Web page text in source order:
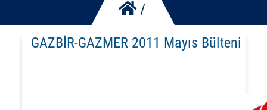
/
GAZBİR-GAZMER 2011 Mayıs Bülteni